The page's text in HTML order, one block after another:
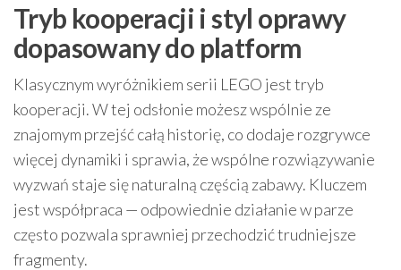
Tryb kooperacji i styl oprawy
dopasowany do platform
Klasycznym wyróżnikiem serii LEGO jest tryb
kooperacji. W tej odsłonie możesz wspólnie ze
znajomym przejść całą historię, co dodaje rozgrywce
więcej dynamiki i sprawia, że wspólne rozwiązywanie
wyzwań staje się naturalną częścią zabawy. Kluczem
jest współpraca — odpowiednie działanie w parze
często pozwala sprawniej przechodzić trudniejsze
fragmenty.